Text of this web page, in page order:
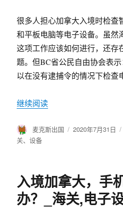
很多人担心加拿大入境时检查
和平板电脑等电子设备。虽然
这项工作应该如何进行，还存
题。但BC省公民自由协会表
以在没有逮捕令的情况下检
继续阅读
作
者
麦克斯出国
发
2020年7月31日
关、设备
入境加拿大，手
办？_海关,电子